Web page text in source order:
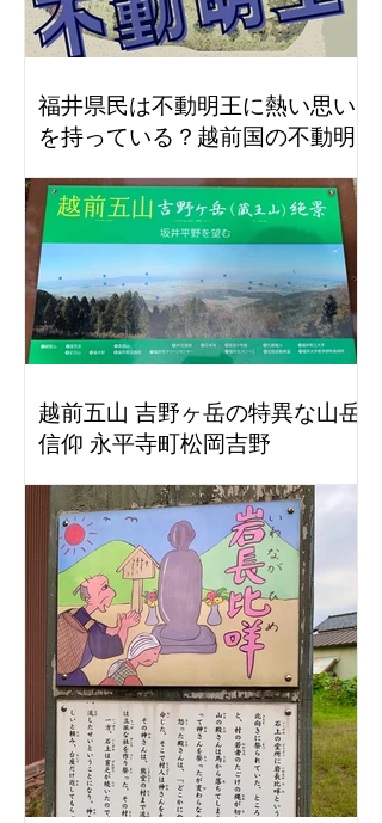
福井県民は不動明王に熱い思い
を持っている？越前国の不動明
越前五山 吉野ヶ岳の特異な山岳
信仰 永平寺町松岡吉野